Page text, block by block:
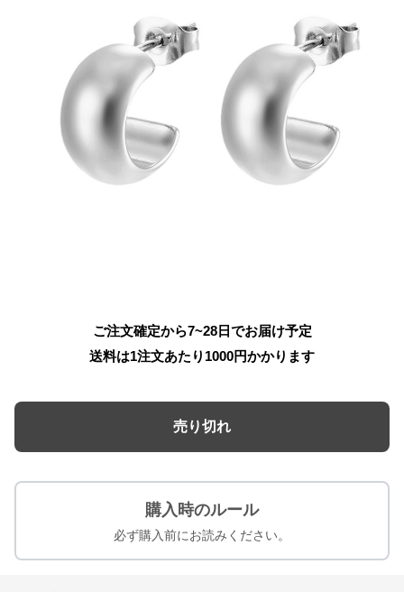
ご注文確定から7~28日でお届け予定
送料は1注文あたり 1000円かかります
売り切れ
購入時のルール
必ず購入前にお読みください。